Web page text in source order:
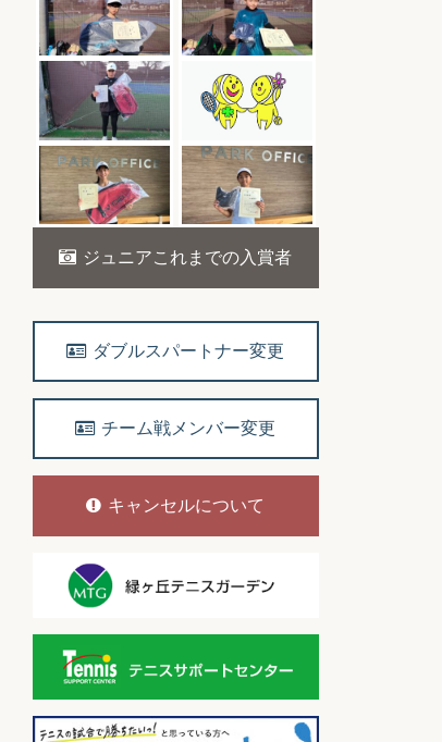
ジュニアこれまでの入賞者
ダブルスパートナー変更
チーム戦メンバー変更
キャンセルについて